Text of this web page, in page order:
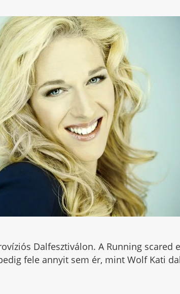
Dalfesztiválon. A Running scared
fele annyit sem ér, mint Wolf Kati